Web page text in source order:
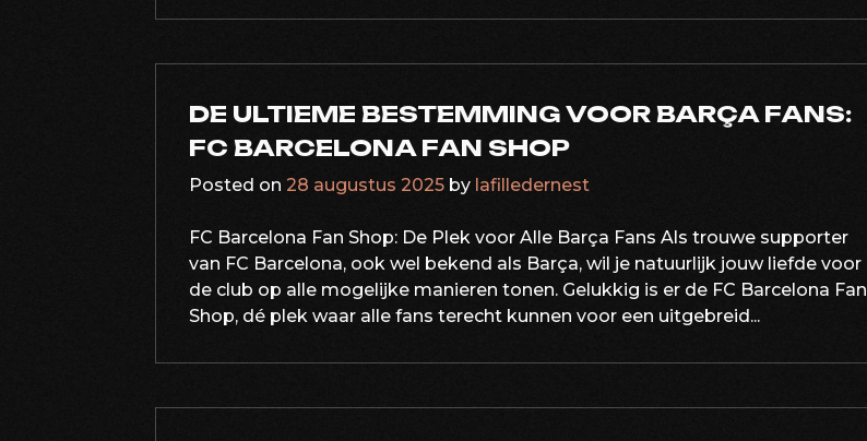
DE ULTIEME BESTEMMING VOOR BARÇA FANS:
FC BARCELONA FAN SHOP
Posted on 28 augustus 2025 by lafilledernest
FC Barcelona Fan Shop: De Plek voor Alle Barça Fans Als trouwe supporter
van FC Barcelona, ook wel bekend als Barça, wil je natuurlijk jouw liefde voor
de club op alle mogelijke manieren tonen. Gelukkig is er de FC Barcelona Fan
Shop, dé plek waar alle fans terecht kunnen voor een uitgebreid...